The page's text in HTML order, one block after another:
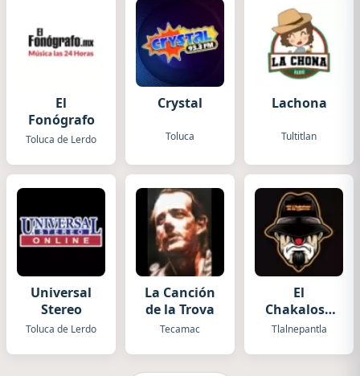
El
Fonógrafo
Toluca de Lerdo
Crystal
Toluca
Lachona
Tultitlan
Universal
Stereo
Toluca de Lerdo
La Canción
de la Trova
Tecamac
El
Chakaloso
de la Sierra
Tlalnepantla